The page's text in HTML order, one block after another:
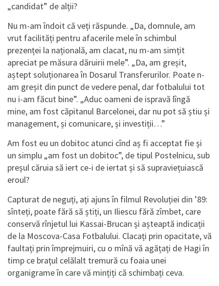
„candidat” de alții?
Nu m-am îndoit că veți răspunde. „Da, domnule, am
vrut facilități pentru afacerile mele în schimbul
prezenței la națională, am clacat, nu m-am simțit
apreciat pe măsura dăruirii mele”. „Da, am greșit,
aștept soluționarea în Dosarul Transferurilor. Poate n-
am greșit din punct de vedere penal, dar fotbalului tot
nu i-am făcut bine”. „Aduc oameni de ispravă lîngă
mine, am fost căpitanul Barcelonei, dar nu pot să știu și
management, și comunicare, și investiții…”
Am fost eu un dobitoc atunci cînd aș fi acceptat fie și
un simplu „am fost un dobitoc”, de tipul Postelnicu, sub
preșul căruia să iert ce-i de iertat și să supraviețuiască
eroul?
Capturat de neguți, ați ajuns în filmul Revoluției din ’89:
sînteți, poate fără să știți, un Iliescu fără zîmbet, care
conservă rînjetul lui Kassai-Brucan și așteaptă indicații
de la Moscova-Casa Fotbalului. Clacați prin opacitate, vă
faultați prin împrejmuiri, cu o mînă vă agățați de Hagi în
timp ce brațul celălalt tremură cu foaia unei
organigrame în care vă mințiți că schimbați ceva.